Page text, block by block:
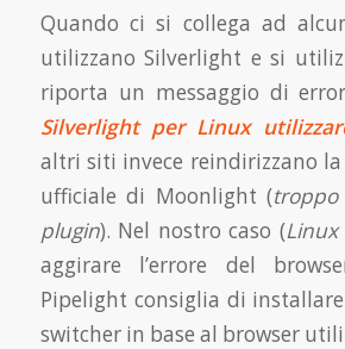
Quando ci si collega ad
utilizzano Silverlight e si
riporta un messaggio di
Silverlight per Linux
altri siti invece reindirizzano
ufficiale di Moonlight (
plugin). Nel nostro caso (
aggirare l’errore del
Pipelight consiglia di
switcher in base al browser